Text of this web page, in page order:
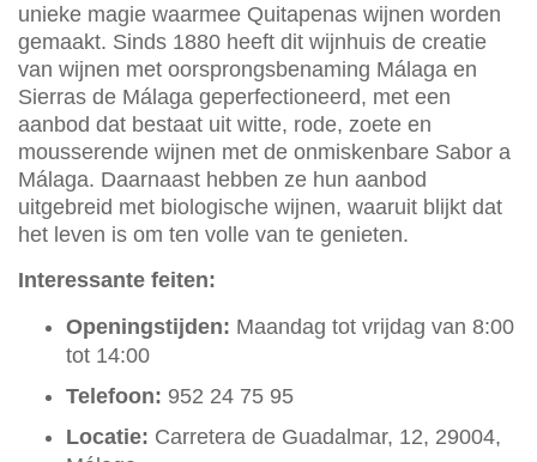
unieke magie waarmee Quitapenas wijnen worden
gemaakt. Sinds 1880 heeft dit wijnhuis de creatie
van wijnen met oorsprongsbenaming Málaga en
Sierras de Málaga geperfectioneerd, met een
aanbod dat bestaat uit witte, rode, zoete en
mousserende wijnen met de onmiskenbare Sabor a
Málaga. Daarnaast hebben ze hun aanbod
uitgebreid met biologische wijnen, waaruit blijkt dat
het leven is om ten volle van te genieten.
Interessante feiten:
Openingstijden: Maandag tot vrijdag van 8:00
tot 14:00
Telefoon: 952 24 75 95
Locatie: Carretera de Guadalmar, 12, 29004,